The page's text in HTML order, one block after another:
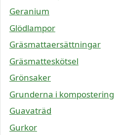
Geranium
Glödlampor
Gräsmattaersättningar
Gräsmatteskötsel
Grönsaker
Grunderna i kompostering
Guavaträd
Gurkor